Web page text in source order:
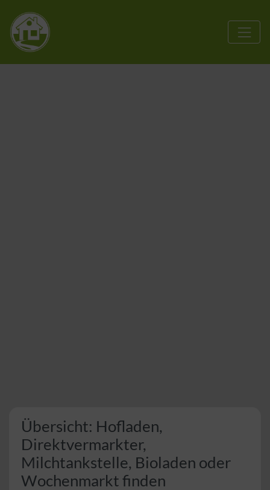
Übersicht: Hofladen,
Direktvermarkter,
Milchtankstelle, Bioladen oder
Wochenmarkt finden